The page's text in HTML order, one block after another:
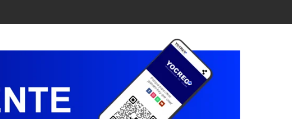
PARA FORTALECER LA IDENTIDAD DE MARCA DE